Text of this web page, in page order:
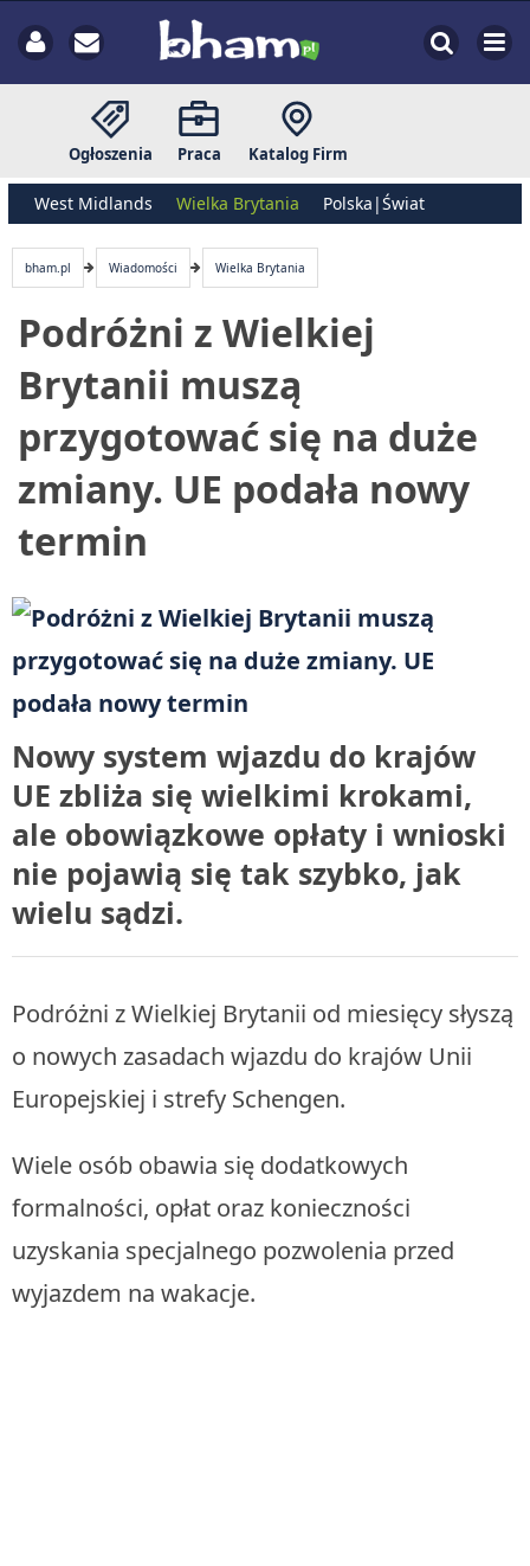
Ogłoszenia Praca Katalog Firm
West Midlands Wielka Brytania Polska|Świat
bham.pl Wiadomości Wielka Brytania
Podróżni z Wielkiej
Brytanii muszą
przygotować się na duże
zmiany. UE podała nowy
termin
Nowy system wjazdu do krajów
UE zbliża się wielkimi krokami,
ale obowiązkowe opłaty i wnioski
nie pojawią się tak szybko, jak
wielu sądzi.
Podróżni z Wielkiej Brytanii od miesięcy słyszą
o nowych zasadach wjazdu do krajów Unii
Europejskiej i strefy Schengen.
Wiele osób obawia się dodatkowych
formalności, opłat oraz konieczności
uzyskania specjalnego pozwolenia przed
wyjazdem na wakacje.